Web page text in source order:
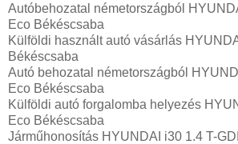
Autóbehozatal németországból
Eco Békéscsaba
Külföldi használt autó vásárlás
Békéscsaba
Autó behozatal németországból
Eco Békéscsaba
Külföldi autó forgalomba helyezés
Eco Békéscsaba
Járműhonosítás HYUNDAI i30 1.4 T-